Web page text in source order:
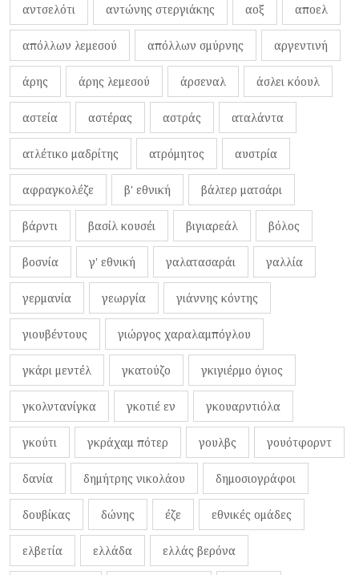
αντσελότι αντώνης στεργιάκης αοξ αποελ
απόλλων λεμεσού απόλλων σμύρνης αργεντινή
άρης άρης λεμεσού άρσεναλ άσλει κόουλ
αστεία αστέρας αστράς αταλάντα
ατλέτικο μαδρίτης ατρόμητος αυστρία
αφραγκολέζε β' εθνική βάλτερ ματσάρι
βάρντι βασίλ κουσέι βιγιαρεάλ βόλος
βοσνία γ' εθνική γαλατασαράι γαλλία
γερμανία γεωργία γιάννης κόντης
γιουβέντους γιώργος χαραλαμπόγλου
γκάρι μεντέλ γκατούζο γκιγιέρμο όγιος
γκολντανίγκα γκοτιέ εν γκουαρντιόλα
γκούτι γκράχαμ πότερ γουλβς γουότφορντ
δανία δημήτρης νικολάου δημοσιογράφοι
δουβίκας δώνης έζε εθνικές ομάδες
ελβετία ελλάδα ελλάς βερόνα